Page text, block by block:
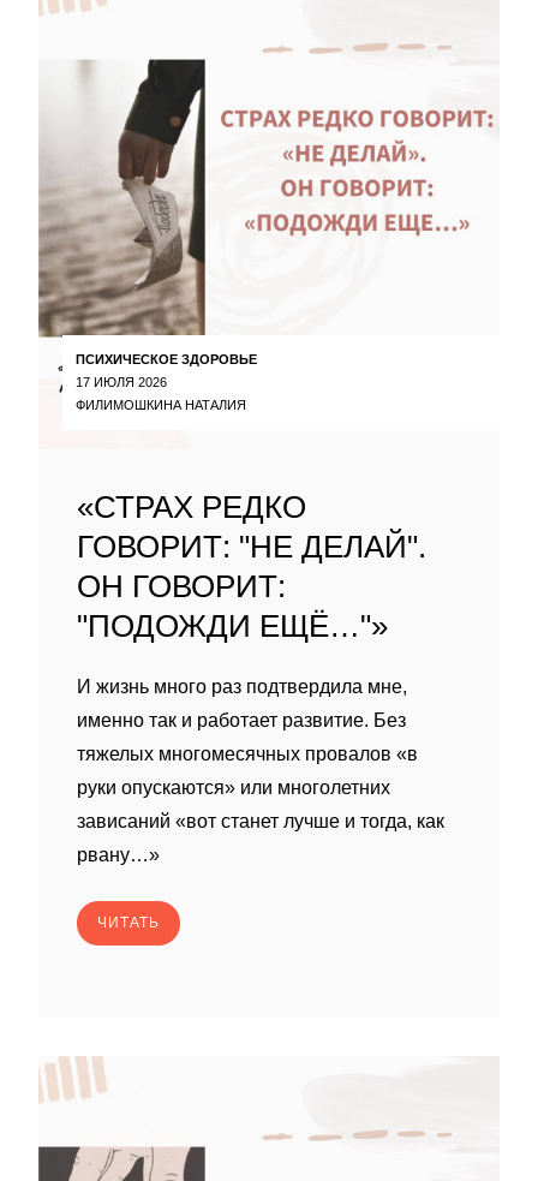
ПСИХИЧЕСКОЕ ЗДОРОВЬЕ
17 ИЮЛЯ 2026
ФИЛИМОШКИНА НАТАЛИЯ
«СТРАХ РЕДКО
ГОВОРИТ: "НЕ ДЕЛАЙ".
ОН ГОВОРИТ:
"ПОДОЖДИ ЕЩЁ…"»
И жизнь много раз подтвердила мне,
именно так и работает развитие. Без
тяжелых многомесячных провалов «в
руки опускаются» или многолетних
зависаний «вот станет лучше и тогда, как
рвану…»
ЧИТАТЬ